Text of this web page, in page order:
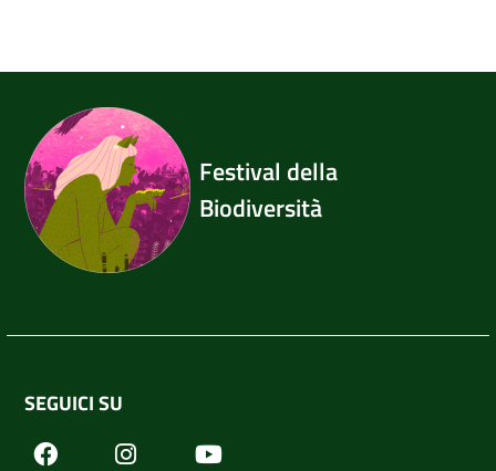
Festival della
Biodiversità
SEGUICI SU
FacebookInstagram